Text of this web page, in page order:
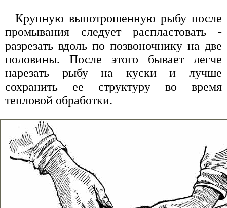
Крупную выпотрошенную рыбу после
промывания следует распластовать -
разрезать вдоль по позвоночнику на две
половины. После этого бывает легче
нарезать рыбу на куски и лучше
сохранить ее структуру во время
тепловой обработки.